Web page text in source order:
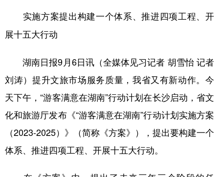
台湾 思客智库 全球连线 教育
科技
访谈 视频 图片 政务
法律 中央文件 金融 汽车
食品 人居 信息化 数字经济
学术中国 乡村振兴 银龄 溯源中国
城市 能源
实施方案提出构建一个体系、推进四项工程、开
展十五大行动
湖南日报9月6日讯（全媒体见习记者 胡雪怡 记者
刘涛）提升文旅市场服务质量，我省又有新动作。今
天下午，“游客满意在湖南”行动计划在长沙启动，省文
化和旅游厅发布《“游客满意在湖南”行动计划实施方案
（2023-2025）》（简称《方案》），提出要构建一个
体系、推进四项工程、开展十五大行动。